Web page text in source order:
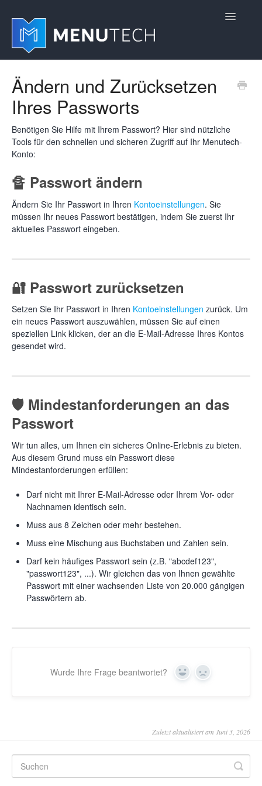
Toggle
Erste Schritte
Einstellungen verwalten
Produktaktualisierungen
Ändern und Zurücksetzen
Ihres Passworts
Benötigen Sie Hilfe mit Ihrem Passwort? Hier sind nützliche
Tools für den schnellen und sicheren Zugriff auf Ihr Menutech-
Konto:
🔏 Passwort ändern
Ändern Sie Ihr Passwort in Ihren Kontoeinstellungen. Sie
müssen Ihr neues Passwort bestätigen, indem Sie zuerst Ihr
aktuelles Passwort eingeben.
🔐 Passwort zurücksetzen
Setzen Sie Ihr Passwort in Ihren Kontoeinstellungen zurück. Um
ein neues Passwort auszuwählen, müssen Sie auf einen
speziellen Link klicken, der an die E-Mail-Adresse Ihres Kontos
gesendet wird.
🛡 Mindestanforderungen an das
Passwort
Wir tun alles, um Ihnen ein sicheres Online-Erlebnis zu bieten.
Aus diesem Grund muss ein Passwort diese
Mindestanforderungen erfüllen:
Darf nicht mit Ihrer E-Mail-Adresse oder Ihrem Vor- oder
Nachnamen identisch sein.
Muss aus 8 Zeichen oder mehr bestehen.
Muss eine Mischung aus Buchstaben und Zahlen sein.
Darf kein häufiges Passwort sein (z.B. "abcdef123",
"passwort123", ...). Wir gleichen das von Ihnen gewählte
Passwort mit einer wachsenden Liste von 20.000 gängigen
Passwörtern ab.
Wurde Ihre Frage beantwortet? Yes No
Zuletzt aktualisiert am Juni 3, 2026